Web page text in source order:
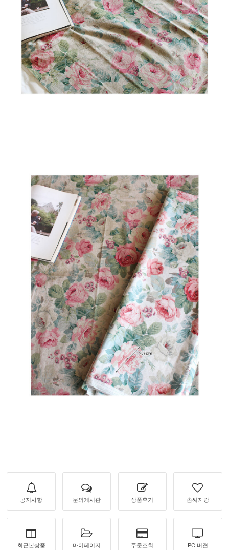
공지사항 문의게시판 상품후기 솜씨자랑
최근본상품 마이페이지 주문조회 PC 버젼